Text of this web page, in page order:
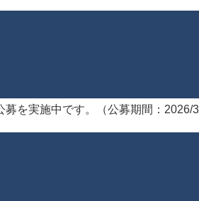
を実施中です。（公募期間：2026/